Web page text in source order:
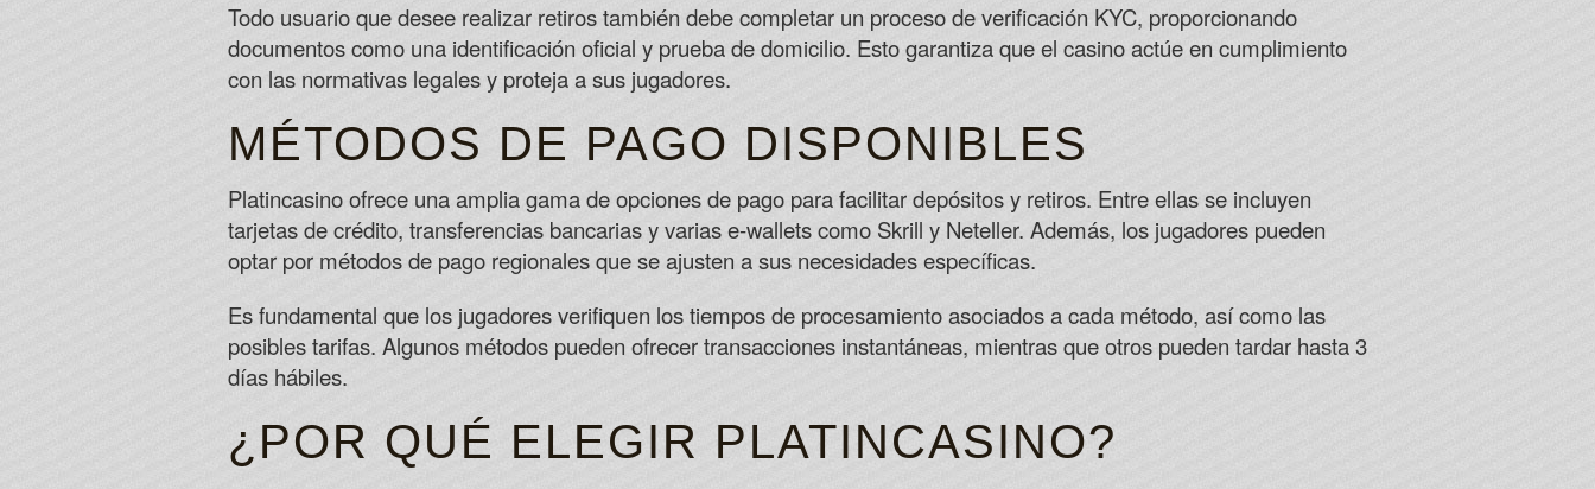
Todo usuario que desee realizar retiros también debe completar un proceso de verificación KYC, proporcionando
documentos como una identificación oficial y prueba de domicilio. Esto garantiza que el casino actúe en cumplimiento
con las normativas legales y proteja a sus jugadores.
MÉTODOS DE PAGO DISPONIBLES
Platincasino ofrece una amplia gama de opciones de pago para facilitar depósitos y retiros. Entre ellas se incluyen
tarjetas de crédito, transferencias bancarias y varias e-wallets como Skrill y Neteller. Además, los jugadores pueden
optar por métodos de pago regionales que se ajusten a sus necesidades específicas.
Es fundamental que los jugadores verifiquen los tiempos de procesamiento asociados a cada método, así como las
posibles tarifas. Algunos métodos pueden ofrecer transacciones instantáneas, mientras que otros pueden tardar hasta 3
días hábiles.
¿POR QUÉ ELEGIR PLATINCASINO?